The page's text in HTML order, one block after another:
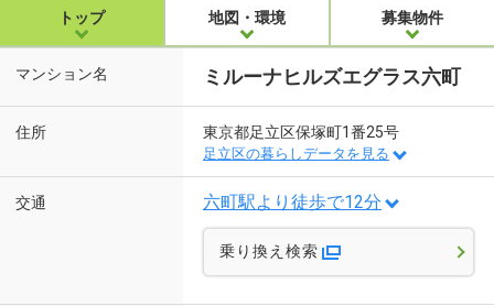
トップ 地図・環境 募集物件
マンション名 ミルーナヒルズエグラス六町
住所 東京都足立区保塚町1番25号
足立区の暮らしデータを見る
交通 六町駅より徒歩で12分
乗り換え検索